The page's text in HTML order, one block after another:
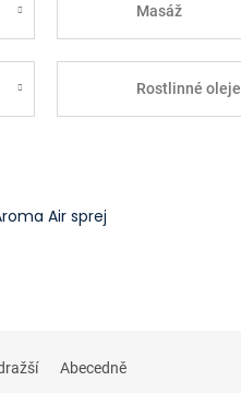
Masáž
Rostlinné oleje
Air sprej
Abecedně